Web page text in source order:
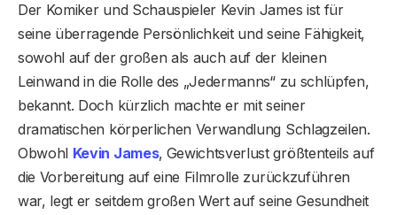
Der Komiker und Schauspieler Kevin James ist für
seine überragende Persönlichkeit und seine Fähigkeit,
sowohl auf der großen als auch auf der kleinen
Leinwand in die Rolle des „Jedermanns“ zu schlüpfen,
bekannt. Doch kürzlich machte er mit seiner
dramatischen körperlichen Verwandlung Schlagzeilen.
Obwohl Kevin James‚ Gewichtsverlust größtenteils auf
die Vorbereitung auf eine Filmrolle zurückzuführen
war, legt er seitdem großen Wert auf seine Gesundheit